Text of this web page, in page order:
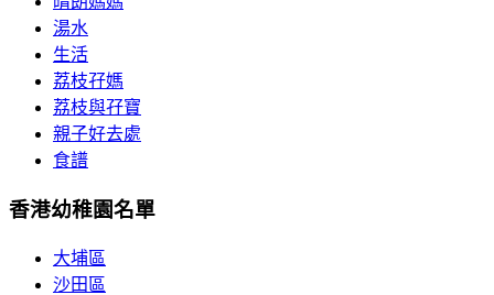
湯水
生活
荔枝孖媽
荔枝與孖寶
親子好去處
食譜
香港幼稚園名單
大埔區
沙田區